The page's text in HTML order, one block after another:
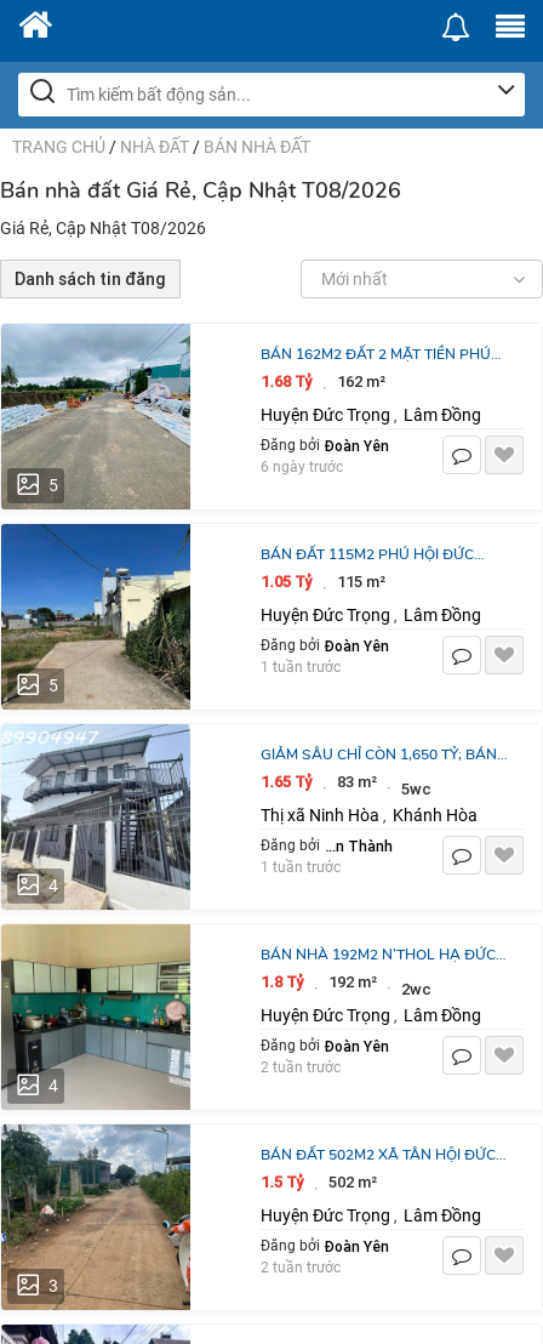
TRANG CHỦ / NHÀ ĐẤT / BÁN NHÀ ĐẤT
Bán nhà đất Giá Rẻ, Cập Nhật T08/2026
Giá Rẻ, Cập Nhật T08/2026
Danh sách tin đăng Mới nhất
5
BÁN 162M2 ĐẤT 2 MẶT TIỀN PHÚ
THỊNH PHÚ HỘI ĐỨC TRỌNG LÂM
1.68 Tỷ · 162 m²
Huyện Đức Trọng , Lâm Đồng
Đăng bởi Đoàn Yên
6 ngày trước
5
BÁN ĐẤT 115M2 PHÚ HỘI ĐỨC
TRỌNG LÂM ĐỒNG GIÁ 1 TỈ 050
1.05 Tỷ · 115 m²
Huyện Đức Trọng , Lâm Đồng
Đăng bởi Đoàn Yên
1 tuần trước
4
GIẢM SÂU CHỈ CÒN 1,650 TỶ; BÁN
NHÀ RIÊNG TẠI PHƯỜNG NINH
M²
1.65 Tỷ · 83 m² · 5wc
Thị xã Ninh Hòa , Khánh Hòa
Đăng bởi Nguyễn Văn Thành
1 tuần trước
4
BÁN NHÀ 192M2 N’THOL HẠ ĐỨC
TRỌNG LÂM ĐỒNG GIÁ 1 TỶ 800
1.8 Tỷ · 192 m² · 2wc
Huyện Đức Trọng , Lâm Đồng
Đăng bởi Đoàn Yên
2 tuần trước
3
BÁN ĐẤT 502M2 XÃ TÂN HỘI ĐỨC
TRỌNG LÂM ĐỒNG GIÁ RÈ NHẤT
1.5 Tỷ · 502 m²
Huyện Đức Trọng , Lâm Đồng
Đăng bởi Đoàn Yên
2 tuần trước